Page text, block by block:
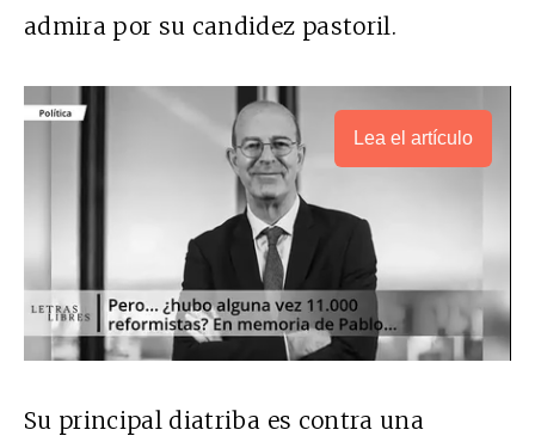
admira por su candidez pastoril.
Lea el artículo
Su principal diatriba es contra una